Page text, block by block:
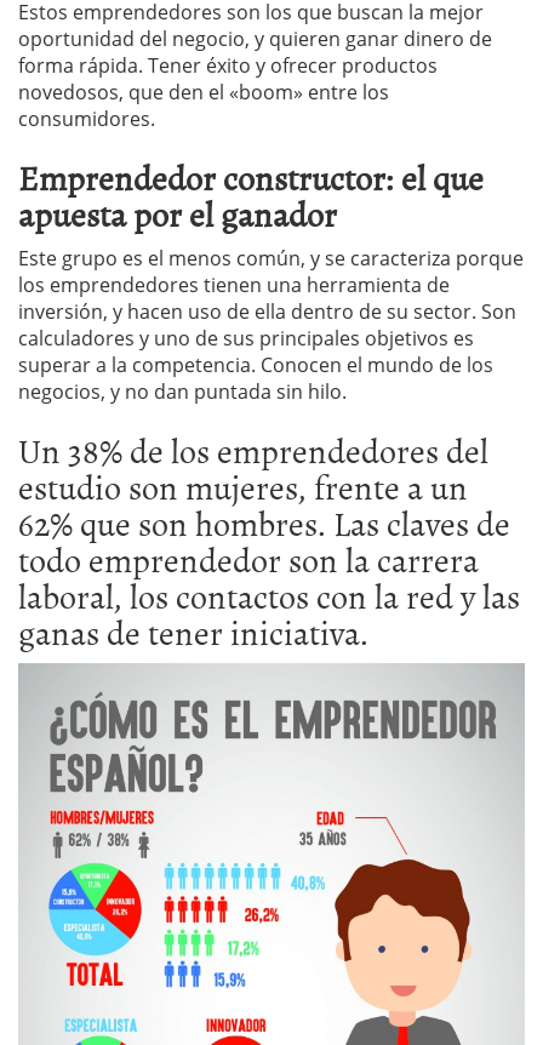
Estos emprendedores son los que buscan la mejor
oportunidad del negocio, y quieren ganar dinero de
forma rápida. Tener éxito y ofrecer productos
novedosos, que den el «boom» entre los
consumidores.
Emprendedor constructor: el que
apuesta por el ganador
Este grupo es el menos común, y se caracteriza porque
los emprendedores tienen una herramienta de
inversión, y hacen uso de ella dentro de su sector. Son
calculadores y uno de sus principales objetivos es
superar a la competencia. Conocen el mundo de los
negocios, y no dan puntada sin hilo.
Un 38% de los emprendedores del
estudio son mujeres, frente a un
62% que son hombres. Las claves de
todo emprendedor son la carrera
laboral, los contactos con la red y las
ganas de tener iniciativa.